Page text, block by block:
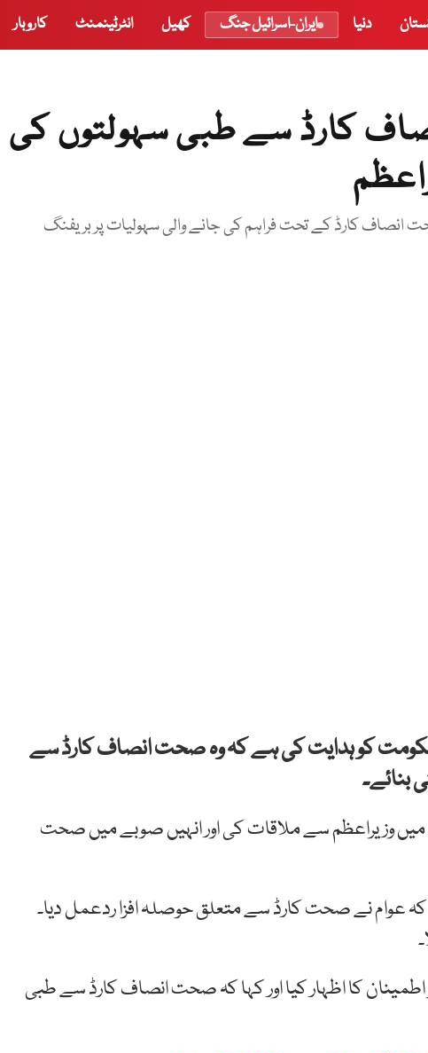
دنیا ایران-اسرائیل جنگ کھیل انٹرٹینمنٹ کاروبار
کارڈ سے طبی سہولتوں کی
انصاف کارڈ کے تحت فراہم کی جانے والی سہولیات پر بریفنگ
کو ہدایت کی ہے کہ وہ صحت انصاف کارڈ سے
بنائے۔
میں وزیراعظم سے ملاقات کی اور انہیں صوبے میں صحت
عوام نے صحت کارڈ سے متعلق حوصلہ افزا ردعمل دیا۔
کا اظہار کیا اور کہا کہ صحت انصاف کارڈ سے طبی